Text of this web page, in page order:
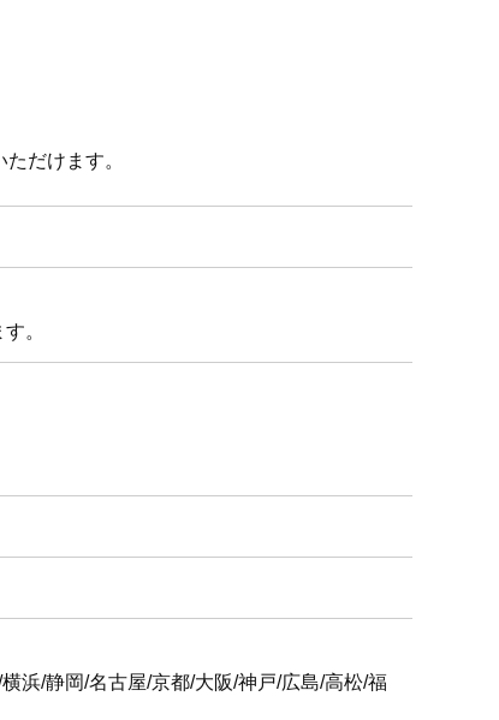
だけます。
。
社
都/大阪/神戸/広島/高松/福